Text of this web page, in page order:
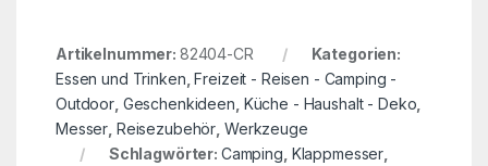
Artikelnummer: 82404-CR
Kategorien:
Essen und Trinken ,Freizeit - Reisen - Camping -
Outdoor Geschenkideen Küche - Haushalt - Deko
Messer Reisezubehör Werkzeuge
Schlagwörter: Camping Klappmesser